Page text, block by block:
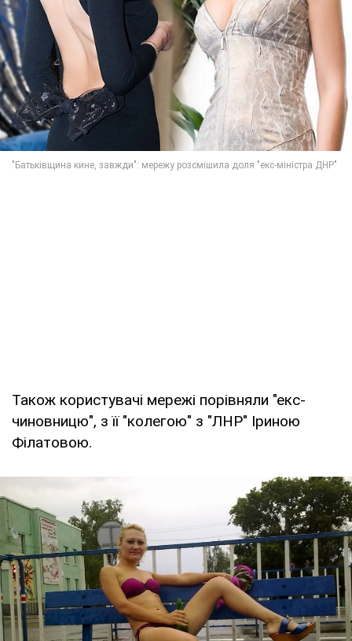
Також користувачі мережі порівняли "екс-
чиновницю", з її "колегою" з "ЛНР" Іриною
Філатовою.